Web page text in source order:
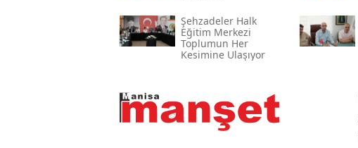
Şehzadeler Halk
Eğitim Merkezi
Toplumun Her
Kesimine Ulaşıyor